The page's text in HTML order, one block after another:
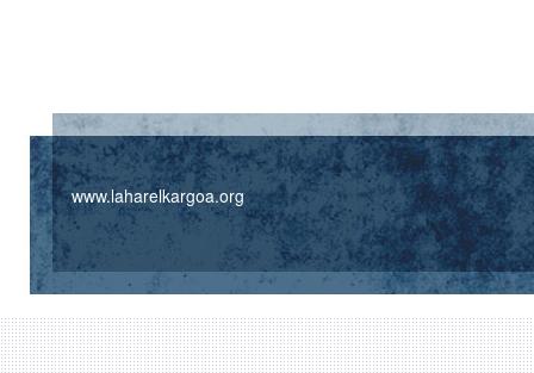
www.laharelkargoa.org